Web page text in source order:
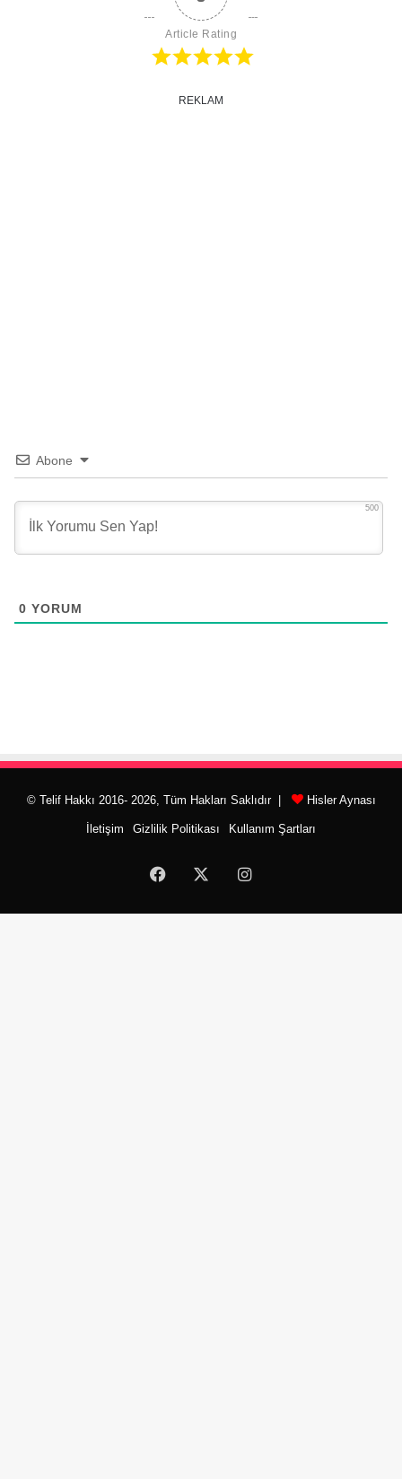
Article Rating
REKLAM
Abone
500
0 YORUM
© Telif Hakkı 2016- 2026, Tüm Hakları Saklıdır | Hisler Aynası
İletişim Gizlilik Politikası Kullanım Şartları
Facebook Instagram